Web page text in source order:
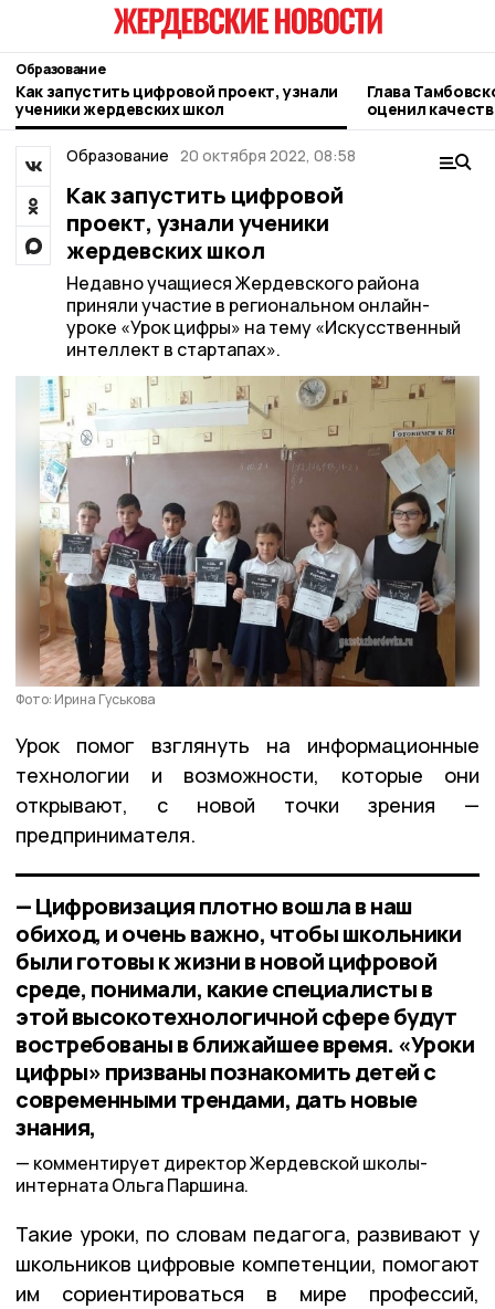
Образование
Как запустить цифровой проект, узнали
ученики жердевских школ
Глава
оценил
Жердевской
Образование 20 октября 2022, 08:58
Как запустить цифровой
проект, узнали ученики
жердевских школ
Недавно учащиеся Жердевского района
приняли участие в региональном онлайн-
уроке «Урок цифры» на тему «Искусственный
интеллект в стартапах».
Фото: Ирина Гуськова
Урок помог взглянуть на информационные
технологии и возможности, которые они
открывают, с новой точки зрения —
предпринимателя.
— Цифровизация плотно вошла в наш
обиход, и очень важно, чтобы школьники
были готовы к жизни в новой цифровой
среде, понимали, какие специалисты в
этой высокотехнологичной сфере будут
востребованы в ближайшее время. «Уроки
цифры» призваны познакомить детей с
современными трендами, дать новые
знания,
комментирует директор Жердевской школы-
интерната Ольга Паршина.
Такие уроки, по словам педагога, развивают у
школьников цифровые компетенции, помогают
им сориентироваться в мире профессий,